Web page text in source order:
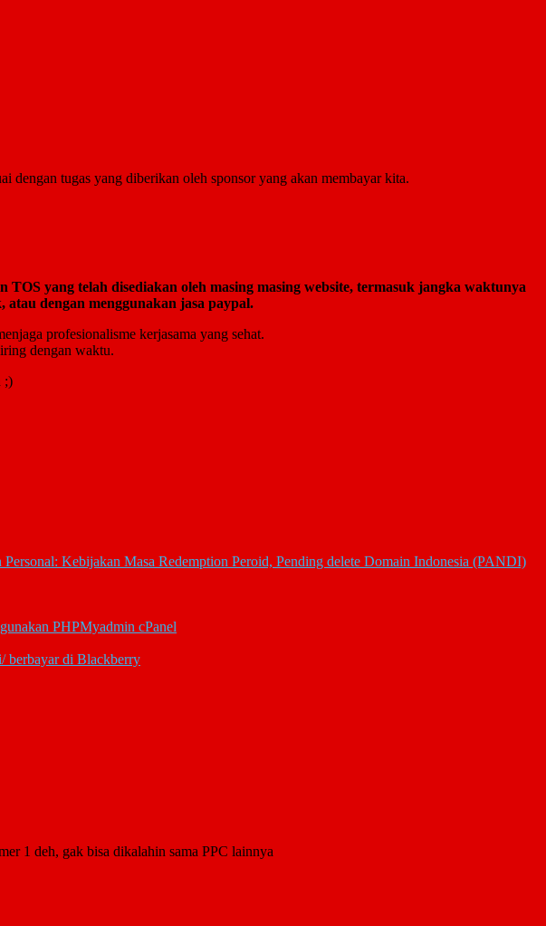
dengan tugas yang diberikan oleh sponsor yang akan membayar kita.
yang telah disediakan oleh masing masing website, termasuk jangka waktunya
dengan menggunakan jasa paypal.
profesionalisme kerjasama yang sehat.
dengan waktu.
;)
Personal: Kebijakan Masa Redemption Peroid, Pending delete Domain Indonesia (PANDI)
PHPMyadmin cPanel
berbayar di Blackberry
1 deh, gak bisa dikalahin sama PPC lainnya